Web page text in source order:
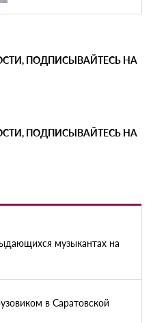
ПОДПИСЫВАЙТЕСЬ НА
ПОДПИСЫВАЙТЕСЬ НА
музыкантах на
в Саратовской